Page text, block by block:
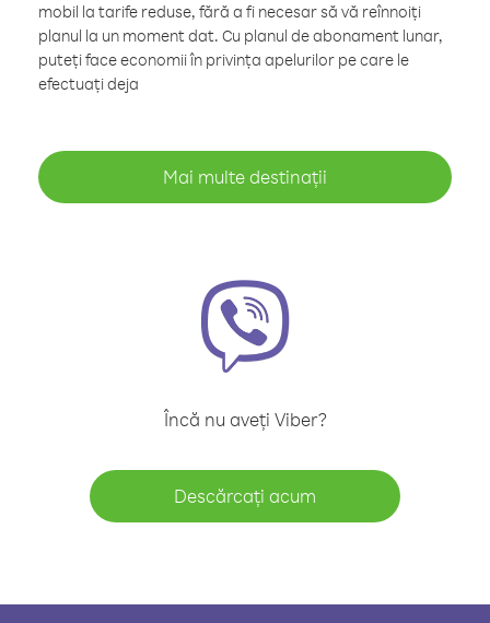
mobil la tarife reduse, fără a fi necesar să vă reînnoiți
planul la un moment dat. Cu planul de abonament lunar,
puteți face economii în privința apelurilor pe care le
efectuați deja
Mai multe destinații
Încă nu aveți Viber?
Descărcați acum